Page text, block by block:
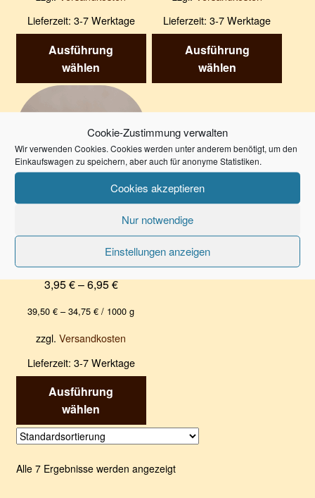
Cookie-Zustimmung verwalten
Wir verwenden Cookies. Cookies werden unter anderem benötigt, um den
Einkaufswagen zu speichern, aber auch für anonyme Statistiken.
Cookies akzeptieren
Nur notwendige
Einstellungen anzeigen
Lieferzeit: 3-7 Werktage
Ausführung
wählen
Varianten
auf.
Die
Optionen
können
auf
der
Produktseite
gewählt
werden
Lieferzeit:3-7 Werktage
Ausführung
wählen
Die
auf
Schemels Honigsenf
mit Feige
3,95€–6,95€
39,50€ –34,75€ / 1000 g
zzgl.Versandkosten
Lieferzeit: 3-7 Werktage
Ausführung
wählen
auf.
Alle 7 Ergebnisse werden angezeigt